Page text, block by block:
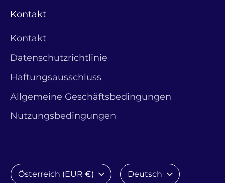
Kontakt
Kontakt
Datenschutzrichtlinie
Haftungsausschluss
Allgemeine Geschäftsbedingungen
Nutzungsbedingungen
Währung
Österreich (EUR €) Sprache
Deutsch